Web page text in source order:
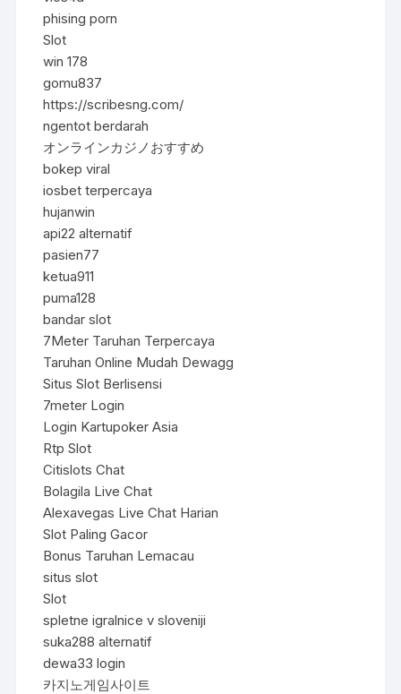
phising porn
Slot
win 178
gomu837
https://scribesng.com/
ngentot berdarah
オンラインカジノおすすめ
bokep viral
iosbet terpercaya
hujanwin
api22 alternatif
pasien77
ketua911
puma128
bandar slot
7Meter Taruhan Terpercaya
Taruhan Online Mudah Dewagg
Situs Slot Berlisensi
7meter Login
Login Kartupoker Asia
Rtp Slot
Citislots Chat
Bolagila Live Chat
Alexavegas Live Chat Harian
Slot Paling Gacor
Bonus Taruhan Lemacau
situs slot
Slot
spletne igralnice v sloveniji
suka288 alternatif
dewa33 login
카지노게임사이트